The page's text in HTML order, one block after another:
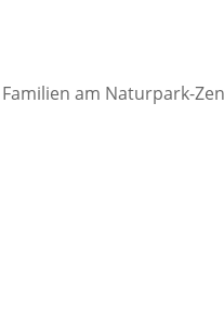
am Naturpark-